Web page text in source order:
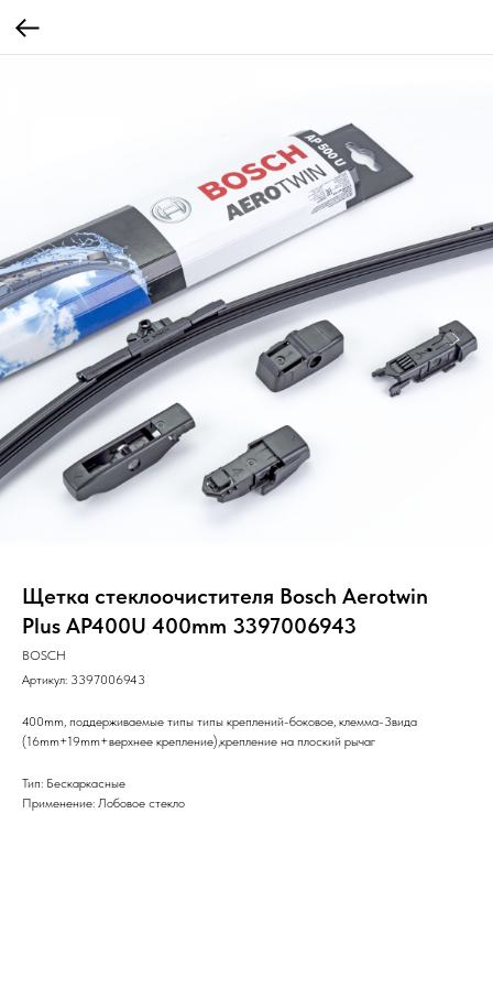
Щетка стеклоочистителя Bosch Aerotwin
Plus AP400U 400mm 3397006943
BOSCH
Артикул: 3397006943
400mm, поддерживаемые типы типы креплений-боковое, клемма-3вида
(16mm+19mm+верхнее крепление),крепление на плоский рычаг
Тип: Бескаркасные
Применение: Лобовое стекло